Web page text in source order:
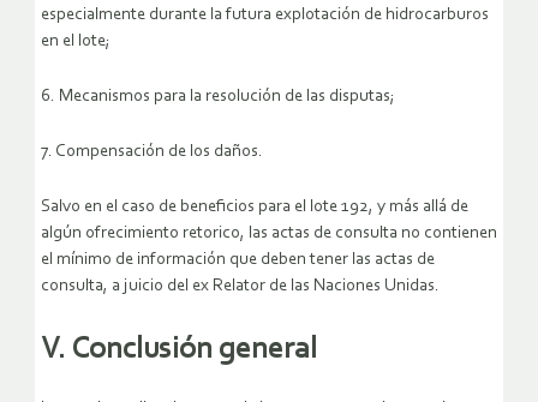
especialmente durante la futura explotación de hidrocarburos
en el lote;
6. Mecanismos para la resolución de las disputas;
7. Compensación de los daños.
Salvo en el caso de beneficios para el lote 192, y más allá de
algún ofrecimiento retorico, las actas de consulta no contienen
el mínimo de información que deben tener las actas de
consulta, a juicio del ex Relator de las Naciones Unidas.
V. Conclusión general